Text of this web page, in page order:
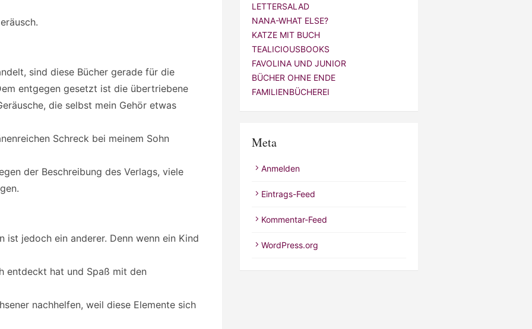
sind diese Bücher gerade für die
entgegen gesetzt ist die übertriebene
die selbst mein Gehör etwas
Schreck bei meinem Sohn
der Beschreibung des Verlags, viele
ist jedoch ein anderer. Denn wenn ein Kind
entdeckt hat und Spaß mit den
nachhelfen, weil diese Elemente sich
LETTERSALAD
NANA-WHAT ELSE?
KATZE MIT BUCH
TEALICIOUSBOOKS
FAVOLINA UND JUNIOR
BÜCHER OHNE ENDE
FAMILIENBÜCHEREI
Meta
Anmelden
Eintrags-Feed
Kommentar-Feed
WordPress.org